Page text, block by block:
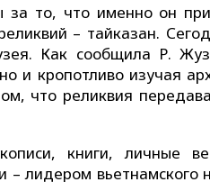
то, что именно он
– тайказан.
Как сообщила Р.
и кропотливо изучая
что реликвия
книги, личные
– лидером вьетнамского